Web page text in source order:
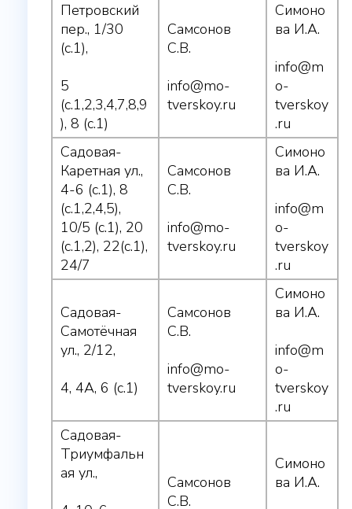
Петровский
пер., 1/30
(с.1),
5
(с.1,2,3,4,7,8,9
), 8 (с.1)
Самсонов
С.В.
info@mo-
tverskoy.ru
Симоно
ва И.А.
info@m
o-
tverskoy
.ru
Садовая-
Каретная ул.,
4-6 (с.1), 8
(с.1,2,4,5),
10/5 (с.1), 20
(с.1,2), 22(с.1),
24/7
Самсонов
С.В.
info@mo-
tverskoy.ru
Симоно
ва И.А.
info@m
o-
tverskoy
.ru
Садовая-
Самотёчная
ул., 2/12,
4, 4А, 6 (с.1)
Самсонов
С.В.
info@mo-
tverskoy.ru
Симоно
ва И.А.
info@m
o-
tverskoy
.ru
Садовая-
Триумфальн
ая ул.,
Самсонов
С.В.
Симоно
ва И.А.